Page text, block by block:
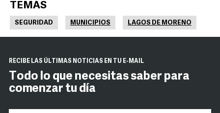
TEMAS
SEGURIDAD MUNICIPIOS LAGOS DE MORENO
RECIBE LAS ÚLTIMAS NOTICIAS EN TU E-MAIL
Todo lo que necesitas saber para
comenzar tu día